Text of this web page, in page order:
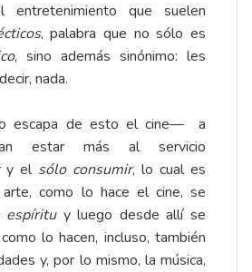
entretenimiento que suelen
, palabra que no sólo es
, sino además sinónimo: les
nada.
escapa de esto el cine— a
estar más al servicio
y el sólo consumir, lo cual es
como lo hace el cine, se
espírituy luego desde allí se
lo hacen, incluso, también
y, por lo mismo, la música,